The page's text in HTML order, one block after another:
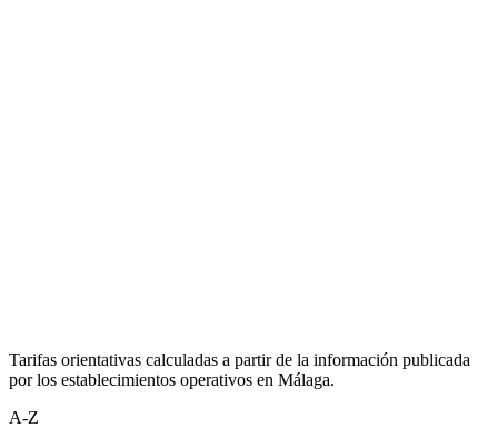
Tarifas orientativas calculadas a partir de la información publicada
por los establecimientos operativos en Málaga.
A-Z